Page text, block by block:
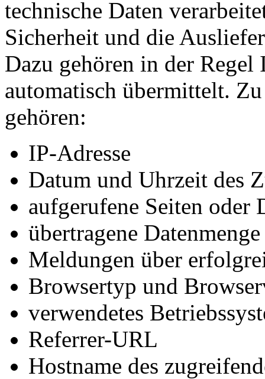
technische Daten
Sicherheit und die
Dazu gehören in der
automatisch übermittelt.
gehören:
IP-Adresse
Datum und Uhrzeit des
aufgerufene Seiten oder
übertragene Datenmenge
Meldungen über
Browsertyp und
verwendetes
Referrer-URL
Hostname des